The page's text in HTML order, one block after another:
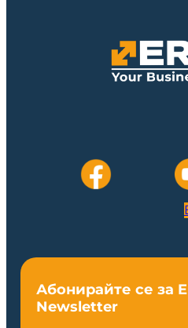
Абонирайте се за
Newsletter